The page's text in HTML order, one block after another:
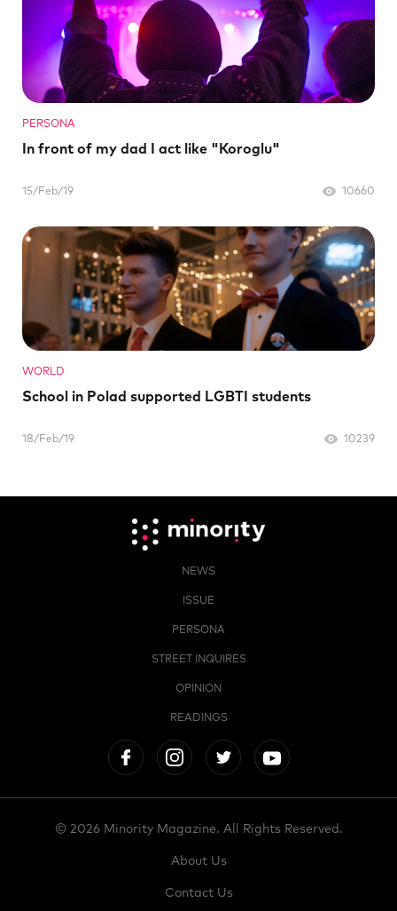
PERSONA
In front of my dad I act like "Koroglu"
15/Feb/19 10660
WORLD
School in Polad supported LGBTI students
18/Feb/19 10239
NEWS
ISSUE
PERSONA
STREET INQUIRES
OPINION
READINGS
© 2026 Minority Magazine. All Rights Reserved.
About Us
Contact Us